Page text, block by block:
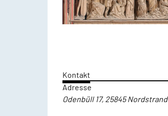
Kontakt
Adresse
Odenbüll 17, 25845 Nordstrand